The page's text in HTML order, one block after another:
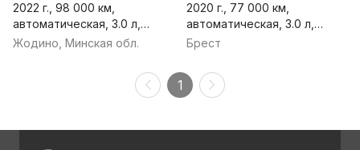
2022 г., 98 000 км,
автоматическая, 3.0 л,
бензин, внедорожник
Жодино, Минская обл.
2020 г., 77 000 км,
автоматическая, 3.0 л,
бензин, внедорожник
Брест
1